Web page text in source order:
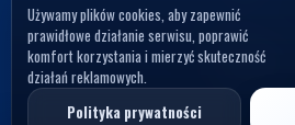
© 2026 KNews. Wszelkie
Używamy plików cookies, aby zapewnić
prawidłowe działanie serwisu, poprawić
komfort korzystania i mierzyć skuteczność
działań reklamowych.
Polityka prywatności